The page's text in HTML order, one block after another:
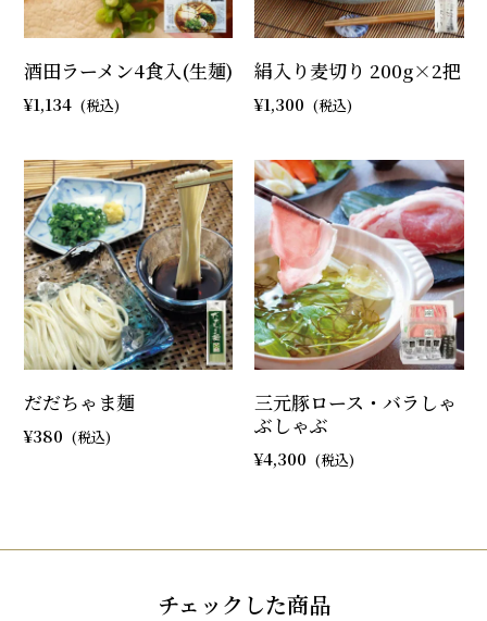
酒田ラーメン4食入(生麺)
1,134
絹入り麦切り 200g×2把
1,300
だだちゃま麺
380
三元豚ロース・バラしゃ
ぶしゃぶ
4,300
チェックした商品